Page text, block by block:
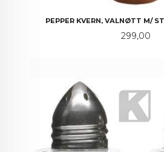
PEPPER KVERN, VALNØTT M/
Pris
299,00